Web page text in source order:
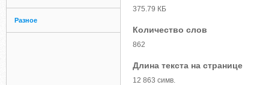
Разное
375.79 КБ
Количество слов
862
Длина текста на странице
12 863 симв.